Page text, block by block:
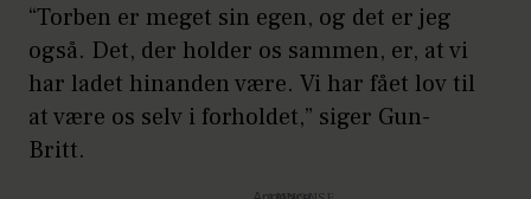
“Torben er meget sin egen, og det er jeg
også. Det, der holder os sammen, er, at vi
har ladet hinanden være. Vi har fået lov til
at være os selv i forholdet,” siger Gun-
Britt.